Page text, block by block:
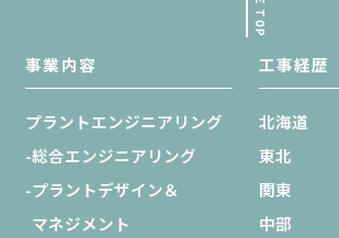
事業内容
プラントエンジニアリング
-総合エンジニアリング
-プラントデザイン＆
マネジメント
工事経歴
北海道
東北
関東
中部